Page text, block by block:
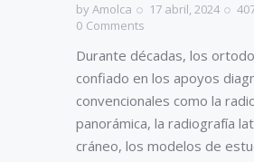
byAmolca 17 abril, 2024
0 Comments
Durante décadas, los
confiado en los apoyos
convencionales como la
panorámica, la radiografía
cráneo, los modelos de